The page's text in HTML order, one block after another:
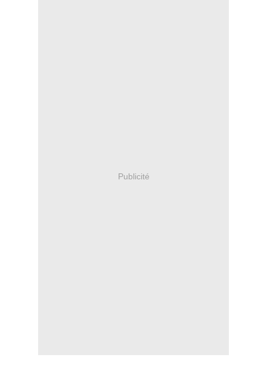
Publicité